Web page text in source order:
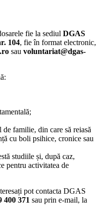
fie la sediul DGAS
104, fie în format electronic,
sau voluntariat@dgas-
familie, din care să reiasă
cu boli psihice, cronice sau
studiile și, după caz,
pentru activitatea de
pot contacta DGAS
400 371 sau prin e-mail, la